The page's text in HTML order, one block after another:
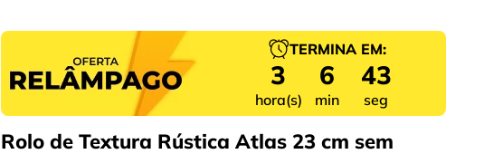
TERMINA EM:
3
hora(s)
6
min
42
seg
Rolo de Textura Rústica Atlas 23 cm sem